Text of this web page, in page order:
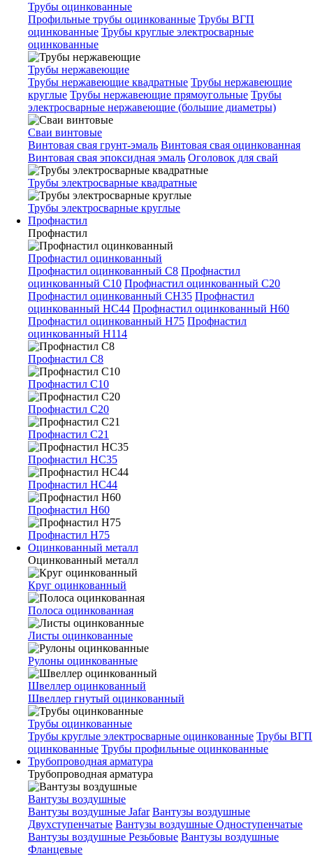
Трубы оцинкованные
Профильные трубы оцинкованные Трубы ВГП
оцинкованные Трубы круглые электросварные
оцинкованные
Трубы нержавеющие
Трубы нержавеющие квадратные Трубы нержавеющие
круглые Трубы нержавеющие прямоугольные Трубы
электросварные нержавеющие (большие диаметры)
Сваи винтовые
Винтовая свая грунт-эмаль Винтовая свая оцинкованная
Винтовая свая эпоксидная эмаль Оголовок для свай
Трубы электросварные квадратные
Трубы электросварные круглые
Профнастил
Профнастил
Профнастил оцинкованный
Профнастил оцинкованный С8 Профнастил
оцинкованный С10 Профнастил оцинкованный С20
Профнастил оцинкованный СН35 Профнастил
оцинкованный НС44 Профнастил оцинкованный Н60
Профнастил оцинкованный Н75 Профнастил
оцинкованный Н114
Профнастил С8
Профнастил С10
Профнастил С20
Профнастил С21
Профнастил НС35
Профнастил НС44
Профнастил Н60
Профнастил Н75
Оцинкованный металл
Оцинкованный металл
Круг оцинкованный
Полоса оцинкованная
Листы оцинкованные
Рулоны оцинкованные
Швеллер оцинкованный
Швеллер гнутый оцинкованный
Трубы оцинкованные
Трубы круглые электросварные оцинкованные Трубы ВГП
оцинкованные Трубы профильные оцинкованные
Трубопроводная арматура
Трубопроводная арматура
Вантузы воздушные
Вантузы воздушные Jafar Вантузы воздушные
Двухступенчатые Вантузы воздушные Одноступенчатые
Вантузы воздушные Резьбовые Вантузы воздушные
Фланцевые